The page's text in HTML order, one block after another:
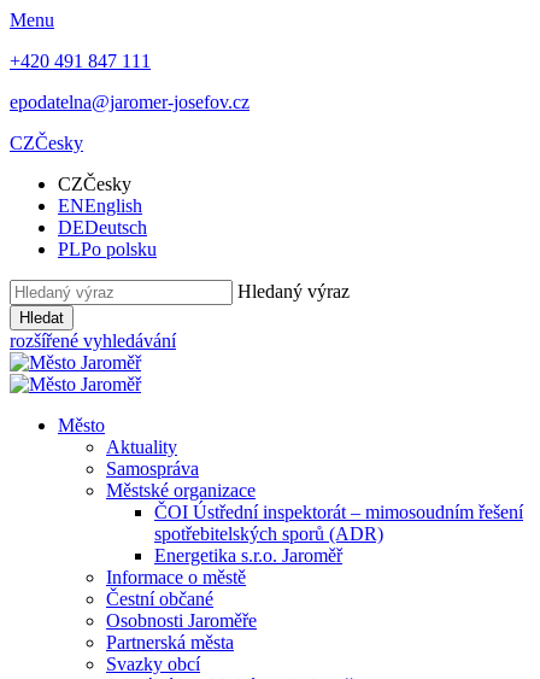
Menu
+420 491 847 111
epodatelna@jaromer-josefov.cz
CZČesky
CZČesky
ENEnglish
DEDeutsch
PLPo polsku
Hledaný výraz
Hledat
rozšířené vyhledávání
Město
Aktuality
Samospráva
Městské organizace
ČOI Ústřední inspektorát – mimosoudním řešení
spotřebitelských sporů (ADR)
Energetika s.r.o. Jaroměř
Informace o městě
Čestní občané
Osobnosti Jaroměře
Partnerská města
Svazky obcí